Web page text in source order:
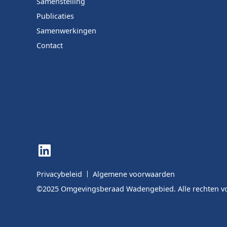
Publicaties
Samenwerkingen
Contact
LinkedIn
Privacybeleid
Algemene voorwaarden
©2025 Omgevingsberaad Wadengebied. Alle rechten